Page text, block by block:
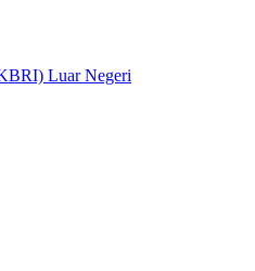
Luar Negeri